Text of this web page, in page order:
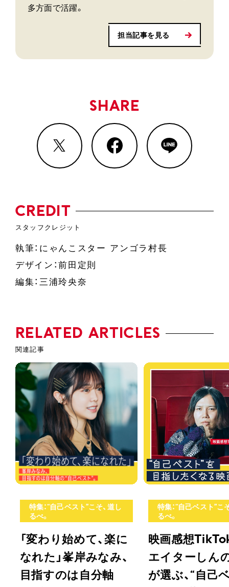
多方面で活躍。
担当記事を見る
SHARE
CREDIT
執筆：にゃんこスター アンゴラ村長
デザイン：前田定則
編集：三浦玲央奈
RELATED ARTICLES
特集：“自己ベスト”こそ、道し
るべ。
「変わり始めて、楽に
なれた」峯岸みなみ、
目指すのは自分軸
特集：“自己ベスト”こ
るべ。
映画感想
エイターしん
が選ぶ、“自己